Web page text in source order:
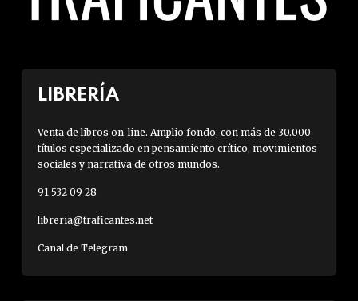
LIBRERÍA
Venta de libros on-line. Amplio fondo, con más de 30.000
títulos especializado en pensamiento crítico, movimientos
sociales y narrativa de otros mundos.
91 532 09 28
libreria@traficantes.net
Canal de Telegram